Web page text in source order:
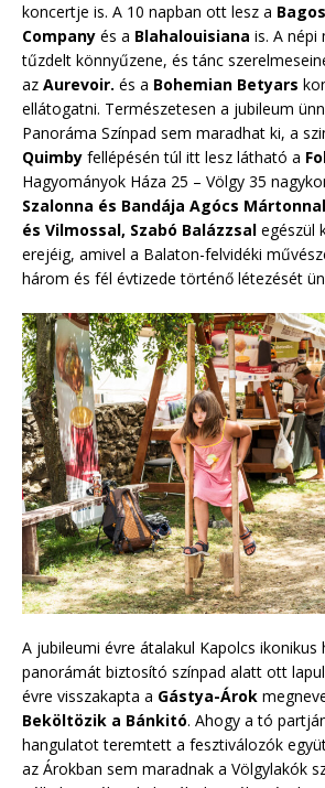
koncertje is. A 10 napban ott lesz a
Company és a Blahalouisiana is. A népi
tűzdelt könnyűzene, és tánc
az Aurevoir. és a Bohemian Betyars
ellátogatni. Természetesen a jubileum
Panoráma Színpad sem maradhat ki, a
Quimby fellépésén túl itt lesz látható a
Hagyományok Háza 25 – Völgy 35
Szalonna és Bandája Agócs
és Vilmossal, Szabó Balázzsal egészül
erejéig, amivel a Balaton-felvidéki
három és fél évtizede történő létezését
A jubileumi évre átalakul Kapolcs ikonikus
panorámát biztosító színpad alatt ott
évre visszakapta a Gástya-Árok
Beköltözik a Bánkitó. Ahogy a tó
hangulatot teremtett a fesztiválozók
az Árokban sem maradnak a Völgylakók